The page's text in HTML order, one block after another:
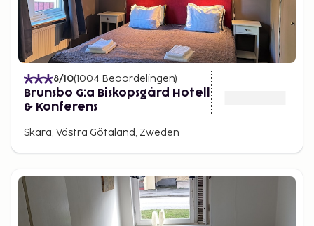
8/10(1004 Beoordelingen)
Brunsbo G:a Biskopsgård Hotell
& Konferens
Skara, Västra Götaland, Zweden